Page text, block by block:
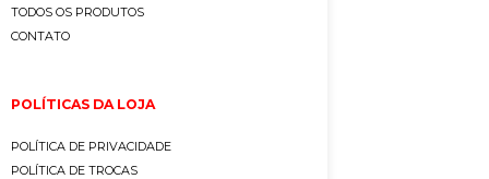
TODOS OS PRODUTOS
CONTATO
POLÍTICAS DA LOJA
POLÍTICA DE PRIVACIDADE
POLÍTICA DE TROCAS